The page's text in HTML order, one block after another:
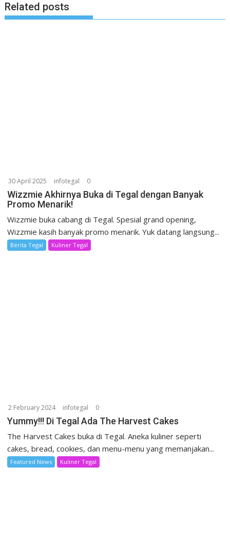
Related posts
30 April 2025 infotegal 0
Wizzmie Akhirnya Buka di Tegal dengan Banyak
Promo Menarik!
Wizzmie buka cabang di Tegal. Spesial grand opening,
Wizzmie kasih banyak promo menarik. Yuk datang langsung...
Berita Tegal Kuliner Tegal
2 February 2024 infotegal 0
Yummy!!! Di Tegal Ada The Harvest Cakes
The Harvest Cakes buka di Tegal. Aneka kuliner seperti
cakes, bread, cookies, dan menu-menu yang memanjakan...
Featured News Kuliner Tegal